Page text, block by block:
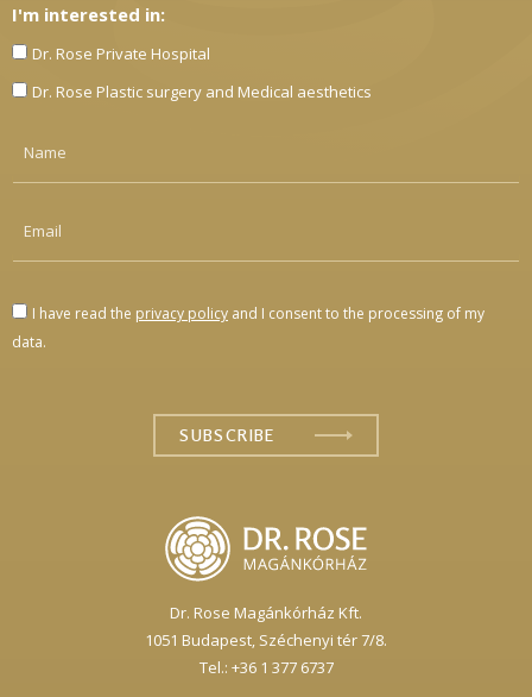
Dr. Rose Magánkórház Kft.
1051 Budapest,Széchenyi tér 7/8.
Tel.: +36 1 377 6737
I'm interested in:
Dr. Rose Private Hospital
Dr. Rose Plastic surgery and Medical aesthetics
I have read the privacy policy and I consent to the processing of my
data.